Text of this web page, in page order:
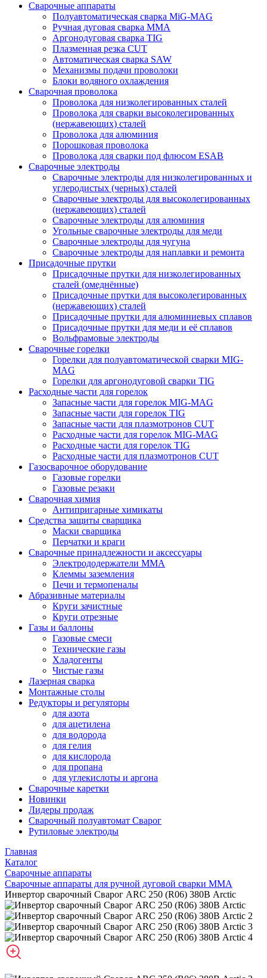
Сварочные аппараты
Полуавтоматическая сварка MiG-MAG
Ручная дуговая сварка MMA
Аргонодуговая сварка TIG
Плазменная резка CUT
Автоматическая сварка SAW
Механизмы подачи проволоки
Блоки водяного охлаждения
Сварочная проволока
Проволока для низколегированных сталей
Проволока для сварки высоколегированных
(нержавеющих) сталей
Проволока для алюминия
Порошковая проволока
Проволока для сварки под флюсом ESAB
Сварочные электроды
Сварочные электроды для низколегированных и
углеродистых (черных) сталей
Сварочные электроды для высоколегированных
(нержавеющих) сталей
Сварочные электроды для алюминия
Угольные сварочные электроды для меди
Сварочные электроды для чугуна
Сварочные электроды для наплавки и ремонта
Присадочные прутки
Присадочные прутки для низколегированных
сталей (омеднённые)
Присадочные прутки для высоколегированных
(нержавеющих) сталей
Присадочные прутки для алюминиевых сплавов
Присадочные прутки для меди и её сплавов
Вольфрамовые электроды
Сварочные горелки
Горелки для полуавтоматической сварки MIG-
MAG
Горелки для аргонодуговой сварки TIG
Расходные части для горелок
Запасные части для горелок MIG-MAG
Запасные части для горелок TIG
Запасные части для плазмотронов CUT
Расходные части для горелок MIG-MAG
Расходные части для горелок TIG
Расходные части для плазмотронов CUT
Газосварочное оборудование
Газовые горелки
Газовые резаки
Сварочная химия
Антипригарные химикаты
Средства защиты сварщика
Маски сварщика
Перчатки и краги
Сварочные принадлежности и аксессуары
Электрододержатели MMA
Клеммы заземления
Печи и термопеналы
Абразивные материалы
Круги зачистные
Круги отрезные
Газы и баллоны
Газовые смеси
Технические газы
Хладогенты
Чистые газы
Лазерная сварка
Монтажные столы
Редукторы и регуляторы
для азота
для ацетилена
для водорода
для гелия
для кислорода
для пропана
для углекислоты и аргона
Сварочные каретки
Новинки
Лидеры продаж
Сварочный полуавтомат Сварог
Рутиловые электроды
Главная
Каталог
Сварочные аппараты
Сварочные аппараты для ручной дуговой сварки MMA
Инвертор сварочный Сварог ARC 250 (R06) 380В Arctic